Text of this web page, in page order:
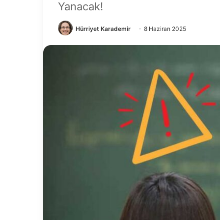
Yanacak!
Hürriyet Karademir 8 Haziran 2025